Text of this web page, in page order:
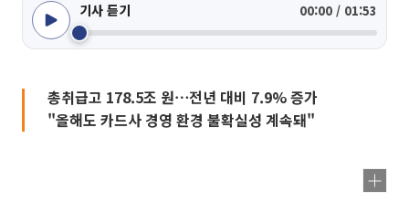
기사 듣기 00:00 / 01:53
총취급고 178.5조 원⋯전년 대비 7.9% 증가
"올해도 카드사 경영 환경 불확실성 계속돼"